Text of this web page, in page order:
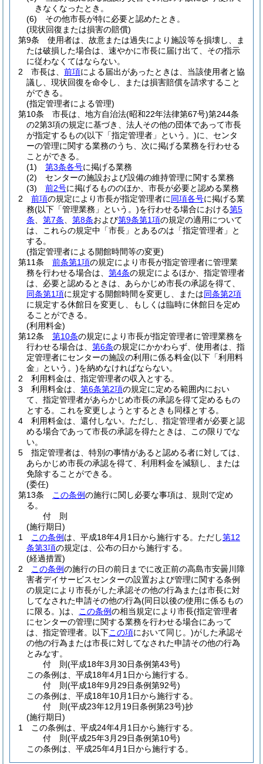
きなくなったとき。
(6)
その他市長が特に必要と認めたとき。
(現状回復または損害の賠償)
第9条
使用者は、故意または過失により施設等を損壊し、ま
たは破損した場合は、速やかに市長に届け出て、その指示
に従わなくてはならない。
2
市長は、 前項による届出があったときは、当該使用者と協
議し、現状回復を命令し、または損害賠償を請求すること
ができる。
(指定管理者による管理)
第10条
市長は、地方自治法(昭和22年法律第67号)第244条
の2第3項の規定に基づき、法人その他の団体であって市長
が指定するもの(以下「指定管理者」という。)に、センタ
ーの管理に関する業務のうち、次に掲げる業務を行わせる
ことができる。
(1)
第3条各号に掲げる業務
(2)
センターの施設および設備の維持管理に関する業務
(3)
前2号に掲げるもののほか、市長が必要と認める業務
2
前項の規定により市長が指定管理者に同項各号に掲げる業
務(以下「管理業務」という。)を行わせる場合における第5
条
第7条 第8条および第9条第1項の規定の適用について
は、これらの規定中「市長」とあるのは「指定管理者」と
する。
(指定管理者による開館時間等の変更)
第11条
前条第1項の規定により市長が指定管理者に管理業
務を行わせる場合は、 第4条の規定によるほか、指定管理者
は、必要と認めるときは、あらかじめ市長の承認を得て、
同条第1項に規定する開館時間を変更し、または同条第2項
に規定する休館日を変更し、もしくは臨時に休館日を定め
ることができる。
(利用料金)
第12条
第10条の規定により市長が指定管理者に管理業務を
行わせる場合は、 第6条の規定にかかわらず、使用者は、指
定管理者にセンターの施設の利用に係る料金(以下「利用料
金」という。)を納めなければならない。
2
利用料金は、指定管理者の収入とする。
3
利用料金は、 第6条第2項の規定に定める範囲内におい
て、指定管理者があらかじめ市長の承認を得て定めるもの
とする。
これを変更しようとするときも同様とする。
4
利用料金は、還付しない。 ただし、指定管理者が必要と認
める場合であって市長の承認を得たときは、この限りでな
い。
5
指定管理者は、特別の事情があると認める者に対しては、
あらかじめ市長の承認を得て、利用料金を減額し、または
免除することができる。
(委任)
第13条
この条例の施行に関し必要な事項は、規則で定め
る。
付 則
(施行期日)
1
この条例 は、平成18年4月1日から施行する。 ただし第12
条第3項の規定は、公布の日から施行する。
(経過措置)
2
この条例の施行の日の前日までに改正前の高島市安曇川障
害者デイサービスセンターの設置および管理に関する条例
の規定により市長がした承認その他の行為または市長に対
してなされた申請その他の行為(同日以後の使用に係るもの
に限る。)は、 この条例の相当規定により市長(指定管理者
にセンターの管理に関する業務を行わせる場合にあって
は、指定管理者。以下この項において同じ。)がした承認そ
の他の行為または市長に対してなされた申請その他の行為
とみなす。
付 則(平成18年3月30日条例第43号)
この条例は、平成18年4月1日から施行する。
付 則(平成18年9月29日条例第92号)
この条例は、平成18年10月1日から施行する。
付 則(平成23年12月19日条例第23号)抄
(施行期日)
1
この条例は、平成24年4月1日から施行する。
付 則(平成25年3月29日条例第10号)
この条例は、平成25年4月1日から施行する。